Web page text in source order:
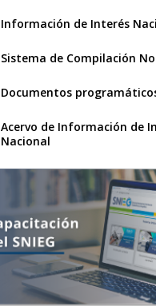
Información de Interés
Sistema de Compilación
Documentos
Acervo de Información de
Nacional